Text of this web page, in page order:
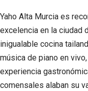
Yaho Alta Murcia es
excelencia en la ciudad
inigualable cocina
música de piano en
experiencia
comensales alaban su